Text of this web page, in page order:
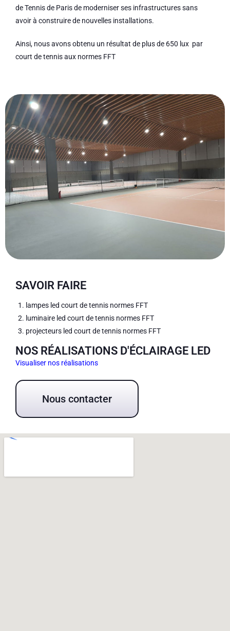
de Tennis de Paris de moderniser ses infrastructures sans
avoir à construire de nouvelles installations.
Ainsi, nous avons obtenu un résultat de plus de 650 lux par
court de tennis aux normes FFT
SAVOIR FAIRE
lampes led court de tennis normes FFT
luminaire led court de tennis normes FFT
projecteurs led court de tennis normes FFT
NOS RÉALISATIONS D'ÉCLAIRAGE LED
Visualiser nos réalisations
Nous contacter